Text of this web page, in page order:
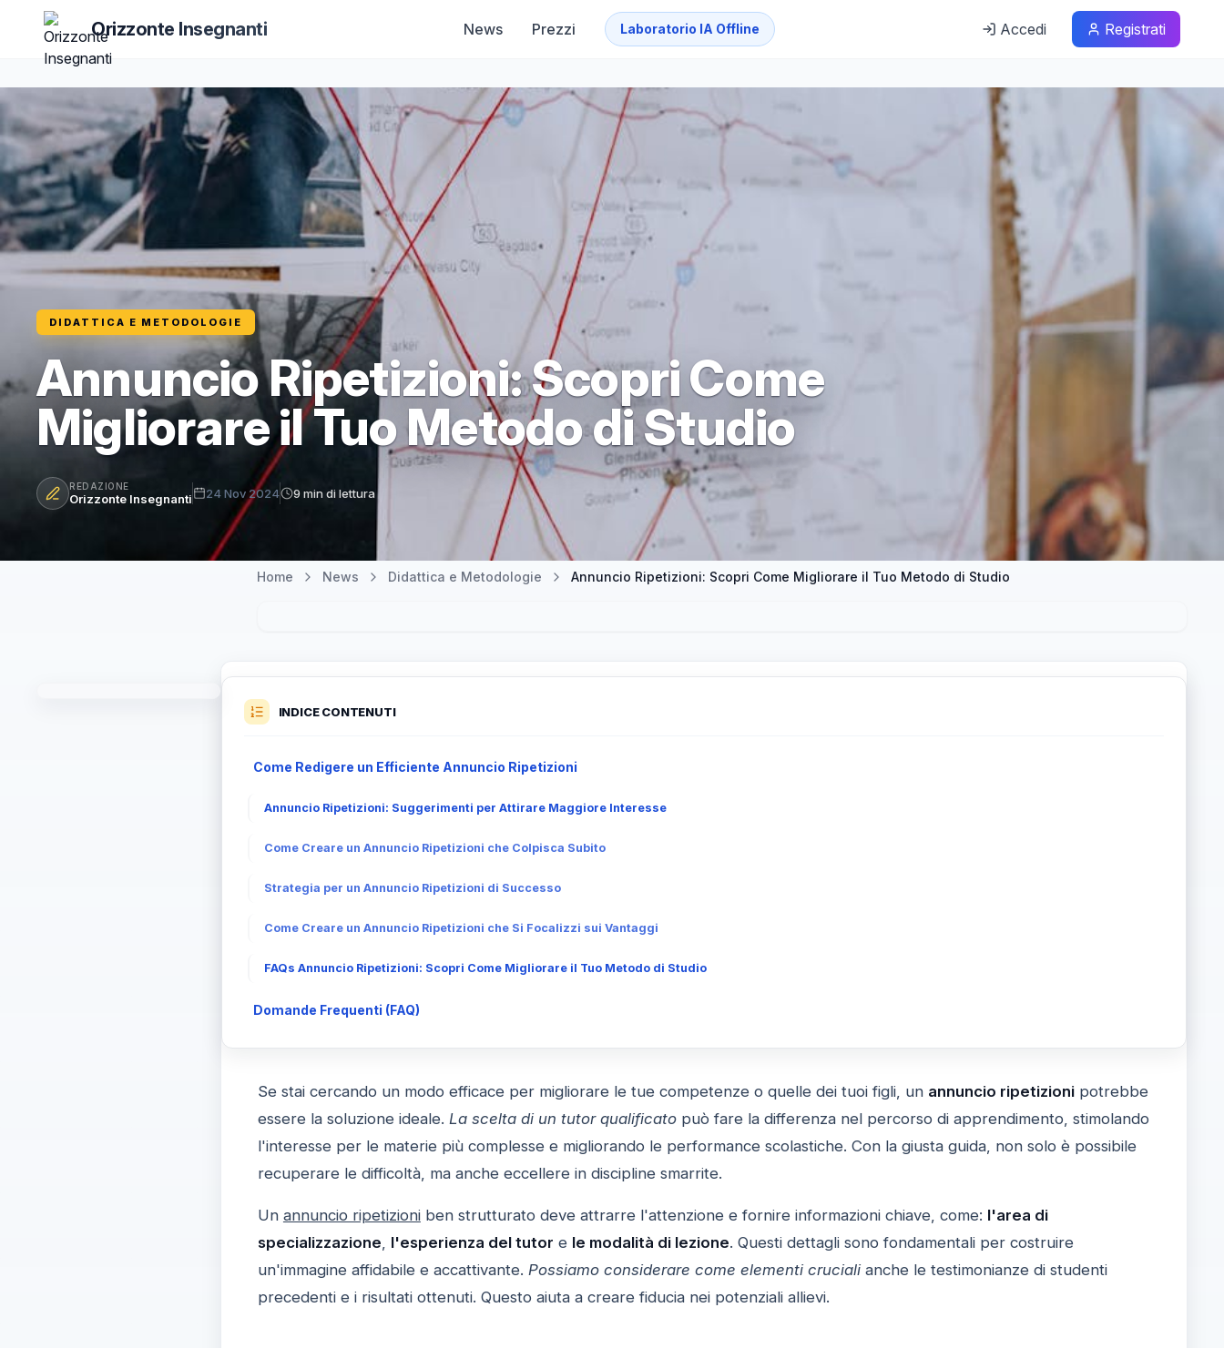
Orizzonte Insegnanti News Prezzi Laboratorio IA Offline Accedi Registrati
DIDATTICA E METODOLOGIE
Annuncio Ripetizioni: Scopri Come
Migliorare il Tuo Metodo di Studio
REDAZIONE
Orizzonte Insegnanti 24 Nov 2024 9 min di lettura
Home News Didattica e Metodologie Annuncio Ripetizioni: Scopri Come Migliorare il Tuo Metodo di Studio
INDICE CONTENUTI
Come Redigere un Efficiente Annuncio Ripetizioni
Annuncio Ripetizioni: Suggerimenti per Attirare Maggiore Interesse
Come Creare un Annuncio Ripetizioni che Colpisca Subito
Strategia per un Annuncio Ripetizioni di Successo
Come Creare un Annuncio Ripetizioni che Si Focalizzi sui Vantaggi
FAQs Annuncio Ripetizioni: Scopri Come Migliorare il Tuo Metodo di Studio
Domande Frequenti (FAQ)
Se stai cercando un modo efficace per migliorare le tue competenze o quelle dei tuoi figli, un annuncio ripetizionipotrebbe
essere la soluzione ideale. La scelta di un tutor qualificatopuò fare la differenza nel percorso di apprendimento, stimolando
l'interesse per le materie più complesse e migliorando le performance scolastiche. Con la giusta guida, non solo è possibile
recuperare le difficoltà, ma anche eccellere in discipline smarrite.
Un annuncio ripetizioniben strutturato deve attrarre l'attenzione e fornire informazioni chiave, come: l'area di
specializzazione, l'esperienza del tutor e le modalità di lezione. Questi dettagli sono fondamentali per costruire
un'immagine affidabile e accattivante. Possiamo considerare come elementi crucialianche le testimonianze di studenti
precedenti e i risultati ottenuti. Questo aiuta a creare fiducia nei potenziali allievi.